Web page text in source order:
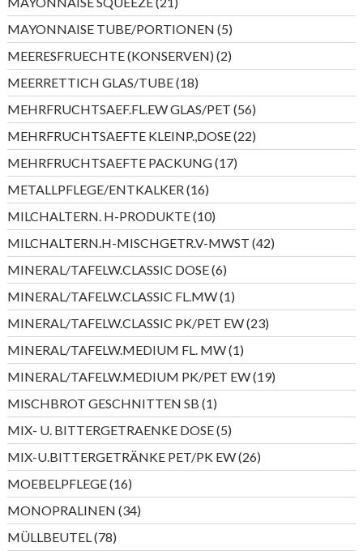
Produkte
MAYONNAISE TUBE/PORTIONEN 55
Produkte
MEERESFRUECHTE (KONSERVEN) 22
Produkte
MEERRETTICH GLAS/TUBE 1818
Produkte
MEHRFRUCHTSAEF.FL.EW GLAS/PET 5656
Produkte
MEHRFRUCHTSAEFTE KLEINP.,DOSE 2222
Produkte
MEHRFRUCHTSAEFTE PACKUNG 1717
Produkte
METALLPFLEGE/ENTKALKER 1616
Produkte
MILCHALTERN. H-PRODUKTE 1010
Produkte
MILCHALTERN.H-MISCHGETR.V-MWST 4242
Produkte
MINERAL/TAFELW.CLASSIC DOSE 66
Produkte
MINERAL/TAFELW.CLASSIC FL.MW 11
Produkt
MINERAL/TAFELW.CLASSIC PK/PET EW 2323
Produkte
MINERAL/TAFELW.MEDIUM FL. MW 11
Produkt
MINERAL/TAFELW.MEDIUM PK/PET EW 1919
Produkte
MISCHBROT GESCHNITTEN SB 11
Produkt
MIX- U. BITTERGETRAENKE DOSE 55
Produkte
MIX-U.BITTERGETRÄNKE PET/PK EW 2626
Produkte
MOEBELPFLEGE 1616
Produkte
MONOPRALINEN 3434
Produkte
MÜLLBEUTEL 7878